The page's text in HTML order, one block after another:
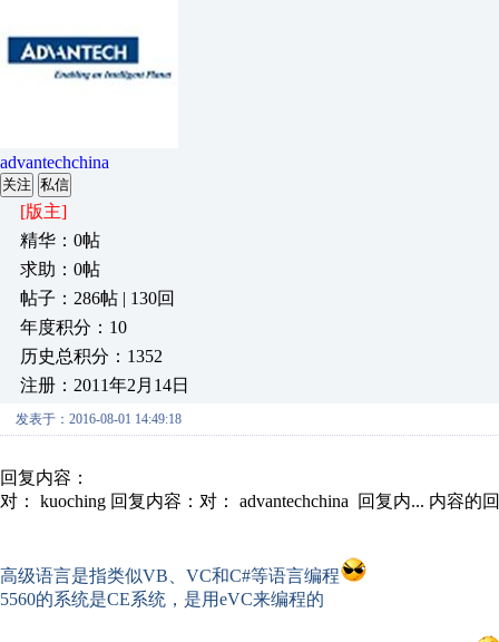
advantechchina
关注 私信
[版主]
精华：0帖
求助：0帖
帖子：286帖 | 130回
年度积分：10
历史总积分：1352
注册：2011年2月14日
发表于：2016-08-01 14:49:18
回复内容：
对： kuoching 回复内容：对： advantechchina 回复内... 内容的
高级语言是指类似VB、VC和C#等语言编程
5560的系统是CE系统，是用eVC来编程的